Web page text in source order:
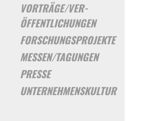
VORTRÄGE/VER­
ÖFFENTLICHUNGEN
FORSCHUNGSPROJEKTE
MESSEN/TAGUNGEN
PRESSE
UNTERNEHMENSKULTUR